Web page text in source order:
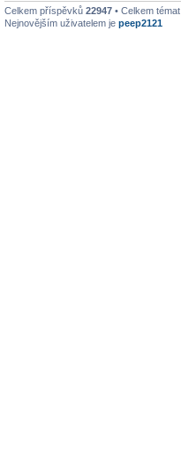
Celkem příspěvků 22947 • Celkem témat
Nejnovějším uživatelem je peep2121